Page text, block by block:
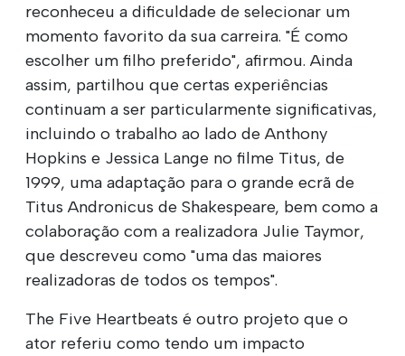
reconheceu a dificuldade de selecionar um
momento favorito da sua carreira. "É como
escolher um filho preferido", afirmou. Ainda
assim, partilhou que certas experiências
continuam a ser particularmente significativas,
incluindo o trabalho ao lado de Anthony
Hopkins e Jessica Lange no filme Titus, de
1999, uma adaptação para o grande ecrã de
Titus Andronicus de Shakespeare, bem como a
colaboração com a realizadora Julie Taymor,
que descreveu como "uma das maiores
realizadoras de todos os tempos".
The Five Heartbeats é outro projeto que o
ator referiu como tendo um impacto